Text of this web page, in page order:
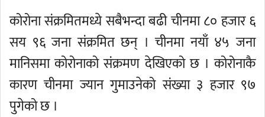
कोरोना संक्रमितमध्ये सबैभन्दा बढी चीनमा ८० हजार ६
सय ९६ जना संक्रमित छन् । चीनमा नयाँ ४५ जना
मानिसमा कोरोनाको संक्रमण देखिएको छ । कोरोनाकै
कारण चीनमा ज्यान गुमाउनेको संख्या ३ हजार ९७
पुगेको छ ।